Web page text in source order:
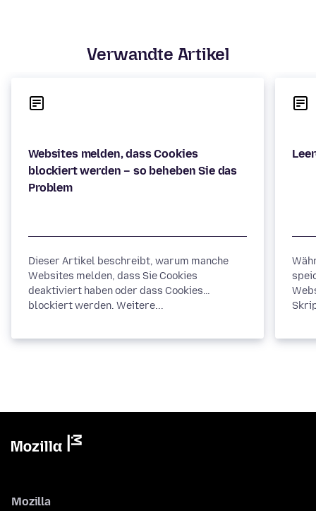
Verwandte Artikel
Websites melden, dass Cookies
blockiert werden – so beheben Sie das
Problem
Dieser Artikel beschreibt, warum manche
Websites melden, dass Sie Cookies
deaktiviert haben oder dass Cookies
blockiert werden. Weitere...
Mozilla